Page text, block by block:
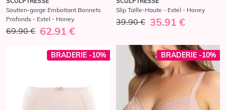
Soutien-gorge Emboitant Bonnets
Profonds - Estel - Honey
69.90 € 62.91 €
Slip Taille-Haute - Estel - Honey
39.90 € 35.91 €
BRADERIE -10% BRADERIE -10%